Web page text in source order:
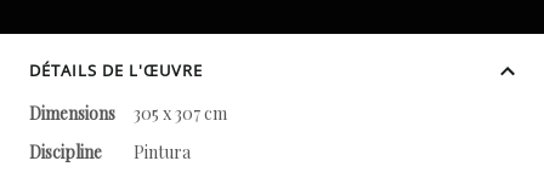
DÉTAILS DE L'ŒUVRE
Dimensions
305 x 307 cm
Discipline
Pintura